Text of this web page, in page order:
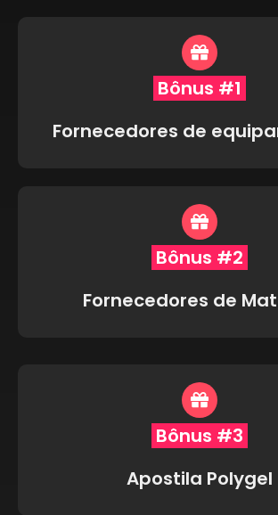
Bônus #1
Fornecedores de
Bônus #2
Fornecedores de
Bônus #3
Apostila Polygel